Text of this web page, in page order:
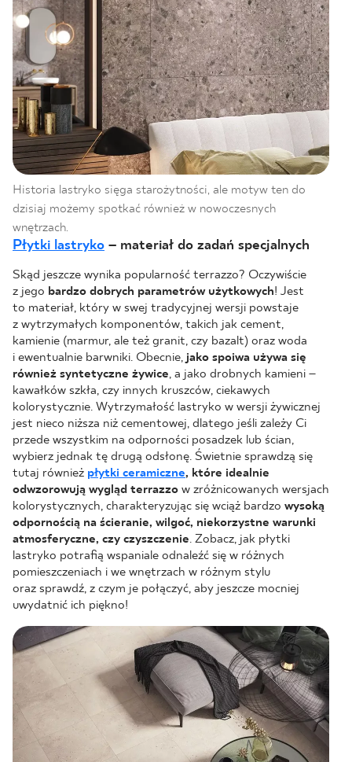
O NAS
KARIERA
MÓJ PROFIL
KONTAKT
PL RU
Historia lastryko sięga starożytności, ale motyw ten do
dzisiaj możemy spotkać również w nowoczesnych
wnętrzach.
Płytki lastryko – materiał do zadań specjalnych
Skąd jeszcze wynika popularność terrazzo? Oczywiście
z jego bardzo dobrych parametrów użytkowych! Jest
to materiał, który w swej tradycyjnej wersji powstaje
z wytrzymałych komponentów, takich jak cement,
kamienie (marmur, ale też granit, czy bazalt) oraz woda
i ewentualnie barwniki. Obecnie, jako spoiwa używa się
również syntetyczne żywice, a jako drobnych kamieni –
kawałków szkła, czy innych kruszców, ciekawych
kolorystycznie. Wytrzymałość lastryko w wersji żywicznej
jest nieco niższa niż cementowej, dlatego jeśli zależy Ci
przede wszystkim na odporności posadzek lub ścian,
wybierz jednak tę drugą odsłonę. Świetnie sprawdzą się
tutaj również płytki ceramiczne, które idealnie
odwzorowują wygląd terrazzo w zróżnicowanych wersjach
kolorystycznych, charakteryzując się wciąż bardzo wysoką
odpornością na ścieranie, wilgoć, niekorzystne warunki
atmosferyczne, czy czyszczenie. Zobacz, jak płytki
lastryko potrafią wspaniale odnaleźć się w różnych
pomieszczeniach i we wnętrzach w różnym stylu
oraz sprawdź, z czym je połączyć, aby jeszcze mocniej
uwydatnić ich piękno!